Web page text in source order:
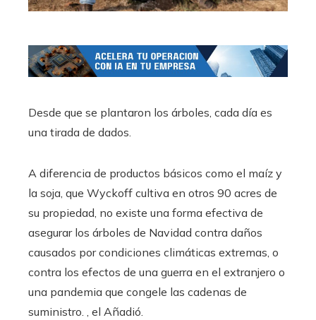
Desde que se plantaron los árboles, cada día es
una tirada de dados.
A diferencia de productos básicos como el maíz y
la soja, que Wyckoff cultiva en otros 90 acres de
su propiedad, no existe una forma efectiva de
asegurar los árboles de Navidad contra daños
causados ​​por condiciones climáticas extremas, o
contra los efectos de una guerra en el extranjero o
una pandemia que congele las cadenas de
suministro. , el Añadió.